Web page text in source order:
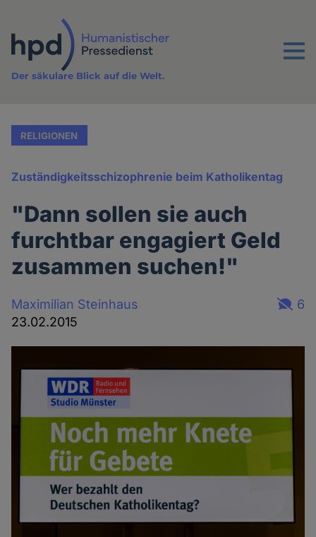
Inhalt
Menu
Der säkulare Blick auf die Welt.
RELIGIONEN
Zuständigkeitsschizophrenie beim Katholikentag
"Dann sollen sie auch
furchtbar engagiert Geld
zusammen suchen!"
Maximilian Steinhaus
23.02.2015
6